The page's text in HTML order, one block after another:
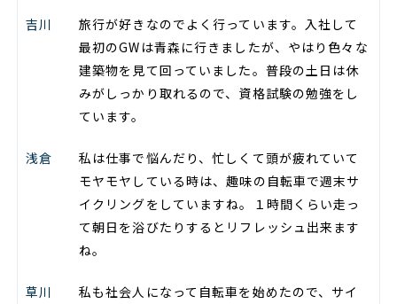
吉川
旅行が好きなのでよく行っています。入社して
最初のGWは青森に行きましたが、やはり色々な
建築物を見て回っていました。普段の土日は休
みがしっかり取れるので、資格試験の勉強をし
ています。
浅倉
私は仕事で悩んだり、忙しくて頭が疲れていて
モヤモヤしている時は、趣味の自転車で週末サ
イクリングをしていますね。１時間くらい走っ
て朝日を浴びたりするとリフレッシュ出来ます
ね。
草川
私も社会人になって自転車を始めたので、サイ